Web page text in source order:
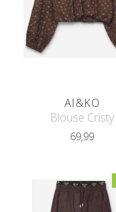
AI&KO
Blouse Cristy
69,99